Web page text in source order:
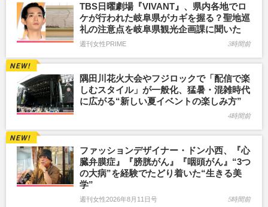
TBS日曜劇場『VIVANT』、県内各地でロ
ケが行われた岐阜県がカギを握る？聖地巡
礼の注意点を岐阜県観光企画課に聞いた
週刊女性PRIME 3時間前
隅田川花火大会やフジロックで「配信で楽
しむスタイル」が一般化、猛暑・混雑時代
に広がる“新しい夏イベントの楽しみ方”
4時間前
ファッションデザイナー・ドン小西、『心
臓弁膜症』『膀胱がん』『咽頭がん』“3つ
の大病”を経験でたどり着いた“生きる美
学”
週刊女性2026年8月11日号 5時間前